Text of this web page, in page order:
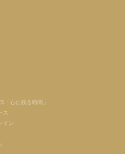
「心に残る時間」
ス
ドン